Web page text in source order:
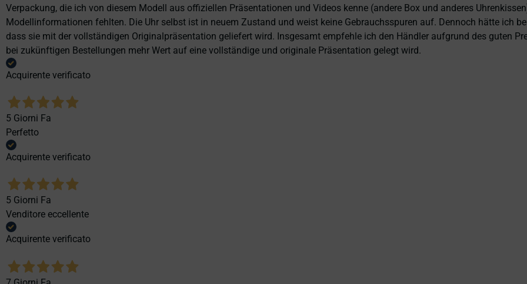
Verpackung, die ich von diesem Modell aus offiziellen Präsentationen und Videos kenne (andere Box und anderes
Modellinformationen fehlten. Die Uhr selbst ist in neuem Zustand und weist keine Gebrauchsspuren auf. Dennoch hätte ich
dass sie mit der vollständigen Originalpräsentation geliefert wird. Insgesamt empfehle ich den Händler aufgrund des guten
bei zukünftigen Bestellungen mehr Wert auf eine vollständige und originale Präsentation gelegt wird.
Acquirente verificato
5 Giorni Fa
Perfetto
Acquirente verificato
5 Giorni Fa
Venditore eccellente
Acquirente verificato